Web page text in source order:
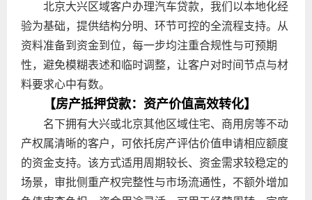
北京大兴区域客户办理汽车贷款，我们以本地化经
验为基础，提供结构分明、环节可控的全流程支持。从
资料准备到资金到位，每一步均注重合规性与可预期
性，避免模糊表述和临时调整，让客户对时间节点与材
料要求心中有数。
【房产抵押贷款：资产价值高效转化】
名下拥有大兴或北京其他区域住宅、商用房等不动
产权属清晰的客户，可依托房产评估价值申请相应额度
的资金支持。该方式适用周期较长、资金需求较稳定的
场景，审批侧重产权完整性与市场流通性，不额外增加